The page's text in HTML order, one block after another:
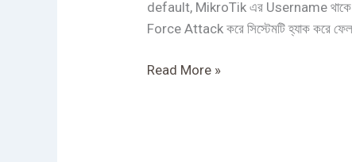
default, MikroTik এর Username থাকে
Force Attack করে সিস্টেমটি হ্যাক করে
Password
কিভাবে
বা
Read More »